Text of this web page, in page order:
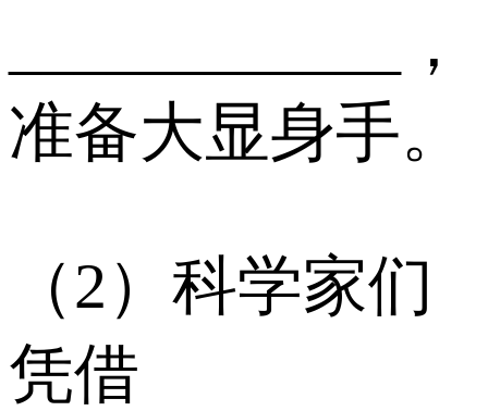
____________，
准备大显身手。
（2）科学家们
凭借